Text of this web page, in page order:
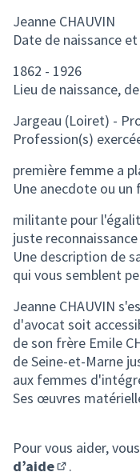
Jeanne CHAUVIN
Date de naissance
1862 - 1926
Lieu de naissance,
Jargeau (Loiret) -
Profession(s)
première femme a
Une anecdote ou
militante pour
juste
Une description de
qui vous semblent
Jeanne CHAUVIN
d'avocat soit
de son frère Emile
de Seine-et-Marne
aux femmes
Ses œuvres
Pour vous aider,
d’aide
.